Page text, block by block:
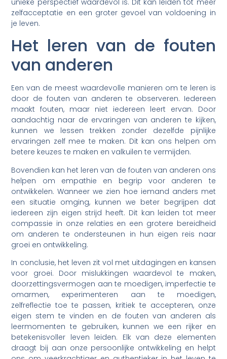
zelfacceptatie en een groter gevoel van voldoening in
je leven.
Het leren van de fouten
van anderen
Een van de meest waardevolle manieren om te leren is
door de fouten van anderen te observeren. Iedereen
maakt fouten, maar niet iedereen leert ervan. Door
aandachtig naar de ervaringen van anderen te kijken,
kunnen we lessen trekken zonder dezelfde pijnlijke
ervaringen zelf mee te maken. Dit kan ons helpen om
betere keuzes te maken en valkuilen te vermijden.
Bovendien kan het leren van de fouten van anderen ons
helpen om empathie en begrip voor anderen te
ontwikkelen. Wanneer we zien hoe iemand anders met
een situatie omging, kunnen we beter begrijpen dat
iedereen zijn eigen strijd heeft. Dit kan leiden tot meer
compassie in onze relaties en een grotere bereidheid
om anderen te ondersteunen in hun eigen reis naar
groei en ontwikkeling.
In conclusie, het leven zit vol met uitdagingen en kansen
voor groei. Door mislukkingen waardevol te maken,
doorzettingsvermogen aan te moedigen, imperfectie te
omarmen, experimenteren aan te moedigen,
zelfreflectie toe te passen, kritiek te accepteren, onze
eigen stem te vinden en de fouten van anderen als
leermomenten te gebruiken, kunnen we een rijker en
betekenisvoller leven leiden. Elk van deze elementen
draagt bij aan onze persoonlijke ontwikkeling en helpt